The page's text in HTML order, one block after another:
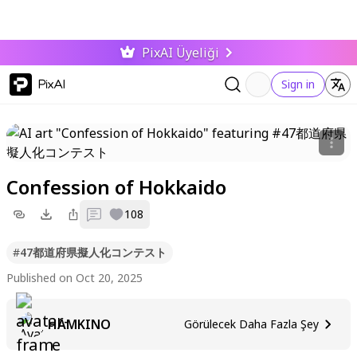
PixAI Üyeliği
PixAI Sign in
Confession of Hokkaido
108
#47都道府県擬人化コンテスト
Published on Oct 20, 2025
HAMKINO Görülecek Daha Fazla Şey